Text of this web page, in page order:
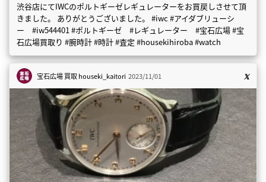
渋谷店にてIWCのポルトギーゼレギュレーターをお買戻しさせて頂
きました。 ありがとうございました。 #iwc #アイダブリューシ
ー #iw544401 #ポルトギーゼ #レギュレーター #宝石広場 #宝
石広場買取り #腕時計 #時計 #査定 #housekihiroba #watch
宝石広場 買取houseki_kaitori 2023/11/01